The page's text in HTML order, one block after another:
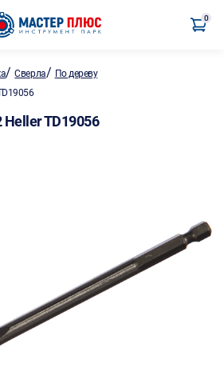
0
/Сверла/ По дереву
Heller TD19056